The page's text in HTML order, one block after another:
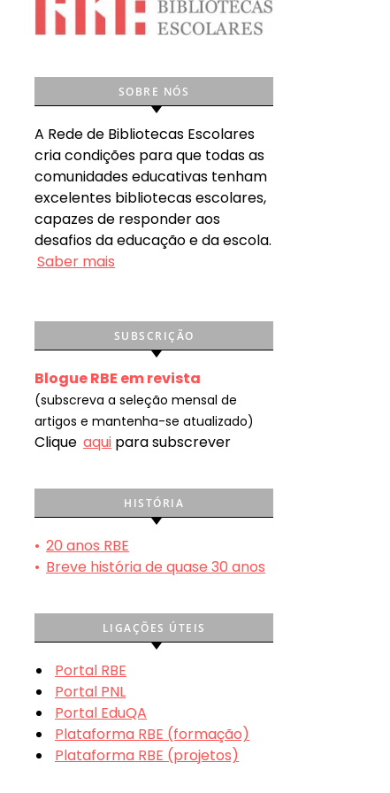
SOBRE NÓS
A Rede de Bibliotecas Escolares
cria condições para que todas as
comunidades educativas tenham
excelentes bibliotecas escolares,
capazes de responder aos
desafios da educação e da escola.
Saber mais
SUBSCRIÇÃO
Blogue RBE em revista
(subscreva a seleção mensal de
artigos e mantenha-se atualizado)
Clique aqui para subscrever
HISTÓRIA
• 20 anos RBE
• Breve história de quase 30 anos
LIGAÇÕES ÚTEIS
Portal RBE
Portal PNL
Portal EduQA
Plataforma RBE (formação)
Plataforma RBE (projetos)